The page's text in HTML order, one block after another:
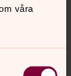
våra